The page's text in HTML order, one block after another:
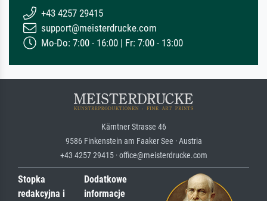
+43 4257 29415
support@meisterdrucke.com
Mo-Do: 7:00 - 16:00 | Fr: 7:00 - 13:00
Kärntner Strasse 46
9586 Finkenstein am Faaker See · Austria
+43 4257 29415 · office@meisterdrucke.com
Stopka
redakcyjna i
Dodatkowe
informacje